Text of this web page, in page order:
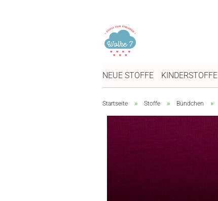
NEUE STOFFE KINDERSTOFFE
Startseite » Stoffe » Bündchen »